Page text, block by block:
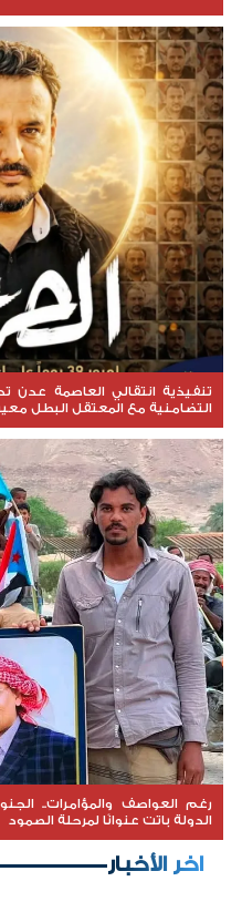
تنفيذية انتقالي العاصمة عدن
التضامنية مع المعتقل البطل
رغم العواصف والمؤامرات..
الدولة باتت عنوانًا لمرحلة الصمود
اخر الأخبار